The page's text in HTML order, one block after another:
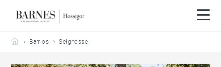
Barnes Hossegor
Barrios Seignosse